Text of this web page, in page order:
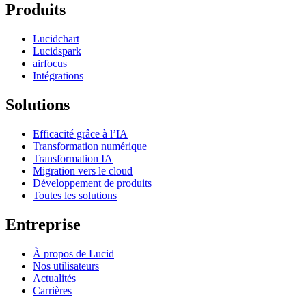
Produits
Lucidchart
Lucidspark
airfocus
Intégrations
Solutions
Efficacité grâce à l’IA
Transformation numérique
Transformation IA
Migration vers le cloud
Développement de produits
Toutes les solutions
Entreprise
À propos de Lucid
Nos utilisateurs
Actualités
Carrières